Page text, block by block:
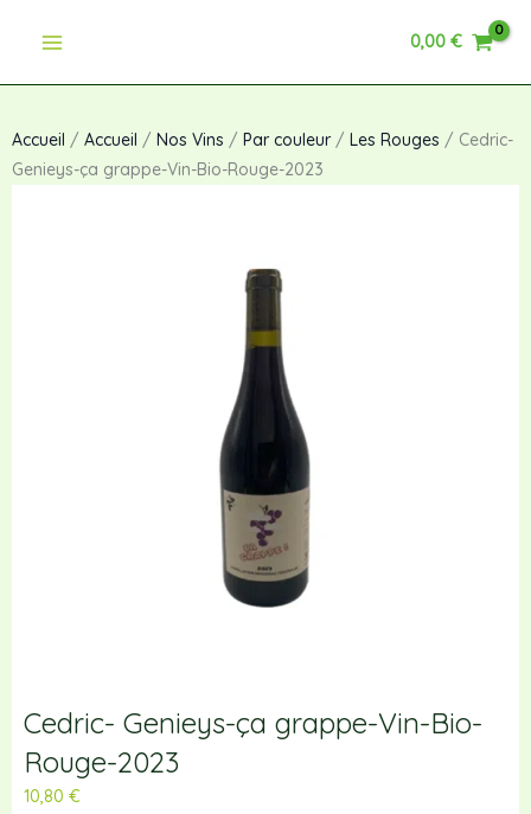
0,00€
Accueil / Accueil / Nos Vins / Par couleur/ Les Rouges / Cedric-
Genieys-ça grappe-Vin-Bio-Rouge-2023
Cedric- Genieys-ça grappe-Vin-Bio-
Rouge-2023
10,80 €
grappe-
Rouge-
2023